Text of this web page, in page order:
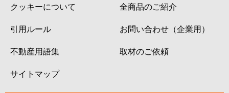
クッキーについて
引用ルール
不動産用語集
サイトマップ
全商品のご紹介
お問い合わせ（企業用）
取材のご依頼